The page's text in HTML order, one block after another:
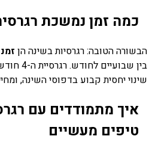
כמה זמן נמשכת
הבשורה הטובה: רגרסיות בשינה הן
בין
שינוי יחסית קבוע בדפוסי השינה,
איך מתמודדים עם
טיפים מעשיים